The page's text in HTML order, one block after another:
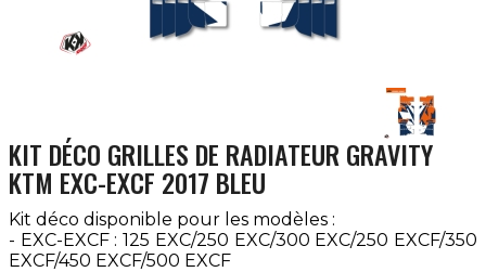
KIT DÉCO GRILLES DE RADIATEUR GRAVITY
KTM EXC-EXCF 2017 BLEU
Kit déco disponible pour les modèles :
- EXC-EXCF : 125 EXC/250 EXC/300 EXC/250 EXCF/350
EXCF/450 EXCF/500 EXCF